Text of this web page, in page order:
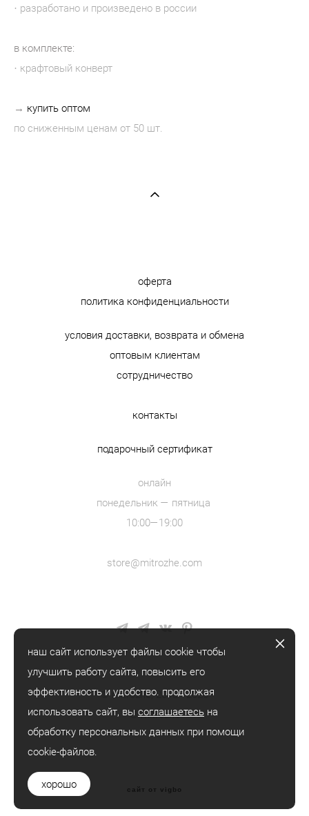
· разработано и произведено в россии
в комплекте:
· крафтовый конверт
→ купить оптом
по сниженным ценам от 50 шт.
оферта
политика конфиденциальности
условия доставки, возврата и обмена
оптовым клиентам
сотрудничество
контакты
подарочный сертификат
онлайн
понедельник — пятница
10:00—19:00
store@mitrozhe.com
© mitrozhe, 2018—2026
® mitrozhe
сайт от vigbo
наш сайт использует файлы cookie чтобы
улучшить работу сайта, повысить его
эффективность и удобство. продолжая
использовать сайт, вы соглашаетесь на
обработку персональных данных при помощи
cookie-файлов.
хорошо